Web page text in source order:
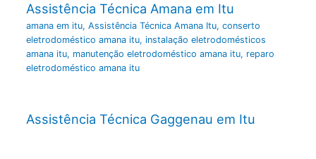
Assistência Técnica Amana em Itu
amana em itu, Assistência Técnica Amana Itu, conserto
eletrodoméstico amana itu, instalação eletrodomésticos
amana itu, manutenção eletrodoméstico amana itu, reparo
eletrodoméstico amana itu
Assistência Técnica Gaggenau em Itu